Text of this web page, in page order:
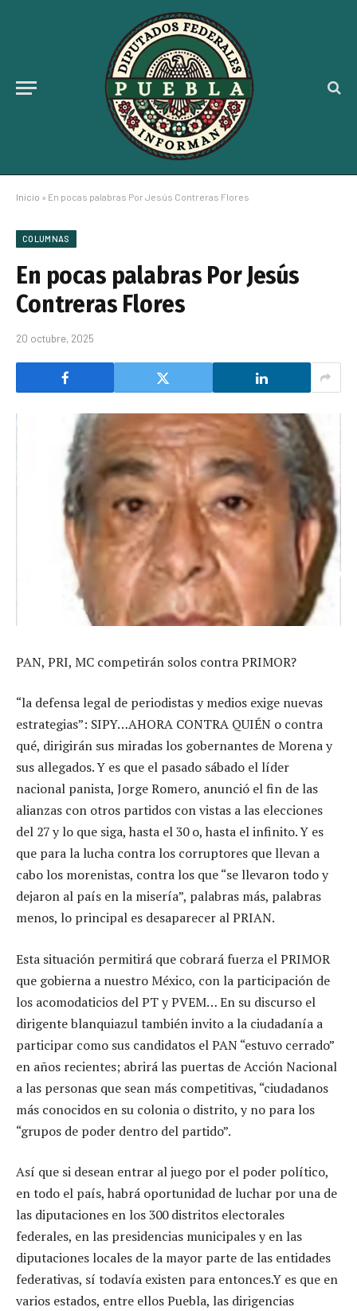
Inicio » En pocas palabras Por Jesús Contreras Flores
COLUMNAS
En pocas palabras Por Jesús
Contreras Flores
20 octubre, 2025
PAN, PRI, MC competirán solos contra PRIMOR?
“la defensa legal de periodistas y medios exige nuevas
estrategias”: SIPY…AHORA CONTRA QUIÉN o contra
qué, dirigirán sus miradas los gobernantes de Morena y
sus allegados. Y es que el pasado sábado el líder
nacional panista, Jorge Romero, anunció el fin de las
alianzas con otros partidos con vistas a las elecciones
del 27 y lo que siga, hasta el 30 o, hasta el infinito. Y es
que para la lucha contra los corruptores que llevan a
cabo los morenistas, contra los que “se llevaron todo y
dejaron al país en la misería”, palabras más, palabras
menos, lo principal es desaparecer al PRIAN.
Esta situación permitirá que cobrará fuerza el PRIMOR
que gobierna a nuestro México, con la participación de
los acomodaticios del PT y PVEM… En su discurso el
dirigente blanquiazul también invito a la ciudadanía a
participar como sus candidatos el PAN “estuvo cerrado”
en años recientes; abrirá las puertas de Acción Nacional
a las personas que sean más competitivas, “ciudadanos
más conocidos en su colonia o distrito, y no para los
“grupos de poder dentro del partido”.
Así que si desean entrar al juego por el poder político,
en todo el país, habrá oportunidad de luchar por una de
las diputaciones en los 300 distritos electorales
federales, en las presidencias municipales y en las
diputaciones locales de la mayor parte de las entidades
federativas, sí todavía existen para entonces.Y es que en
varios estados, entre ellos Puebla, las dirigencias